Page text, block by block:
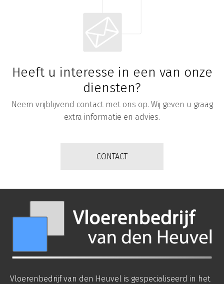
Heeft u interesse in een van onze
diensten?
Neem vrijblijvend contact met ons op. Wij geven u graag
extra informatie en advies.
CONTACT
Vloerenbedrijf van den Heuvel is gespecialiseerd in het